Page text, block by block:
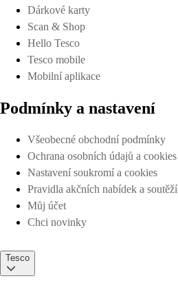
Dárkové karty
Scan & Shop
Hello Tesco
Tesco mobile
Mobilní aplikace
Podmínky a nastavení
Všeobecné obchodní podmínky
Ochrana osobních údajů a cookies
Nastavení soukromí a cookies
Pravidla akčních nabídek a soutěží
Můj účet
Chci novinky
Tesco